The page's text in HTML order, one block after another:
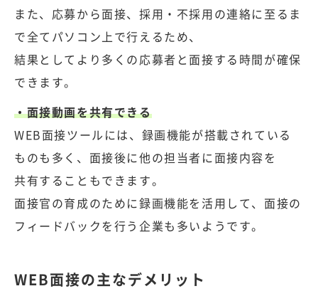
また、応募から面接、採用・不採用の連絡に至るま
で全てパソコン上で行えるため、
結果としてより多くの応募者と面接する時間が確保
できます。
・面接動画を共有できる
WEB面接ツールには、録画機能が搭載されている
ものも多く、面接後に他の担当者に面接内容を
共有することもできます。
面接官の育成のために録画機能を活用して、面接の
フィードバックを行う企業も多いようです。
WEB面接の主なデメリット